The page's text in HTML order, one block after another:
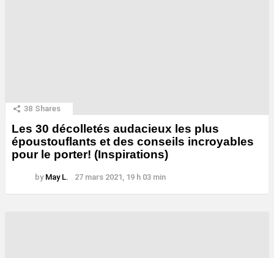
38 Shares
Les 30 décolletés audacieux les plus
époustouflants et des conseils incroyables
pour le porter! (Inspirations)
by May L. 27 mars 2021, 19 h 03 min